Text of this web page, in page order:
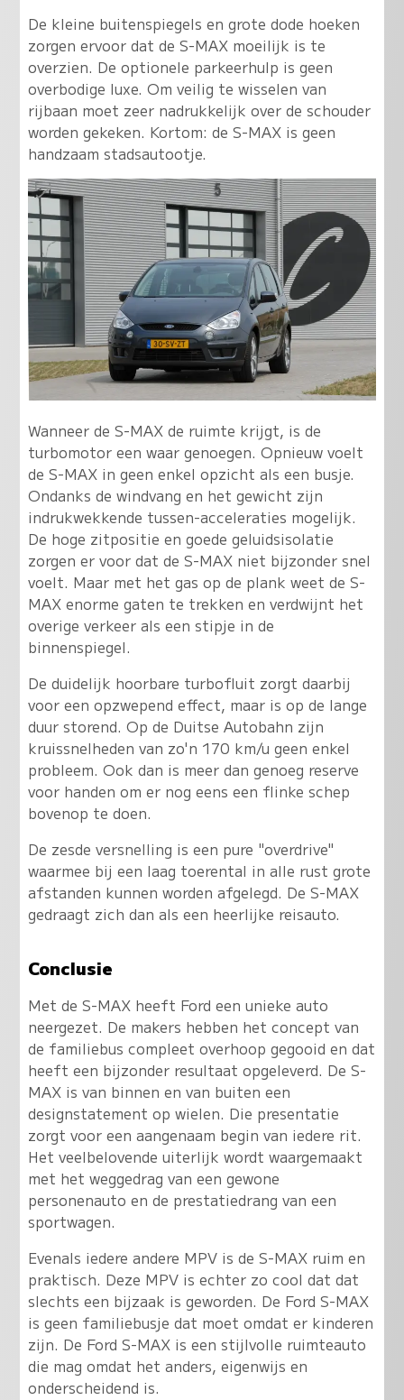
De kleine buitenspiegels en grote dode hoeken
zorgen ervoor dat de S-MAX moeilijk is te
overzien. De optionele parkeerhulp is geen
overbodige luxe. Om veilig te wisselen van
rijbaan moet zeer nadrukkelijk over de schouder
worden gekeken. Kortom: de S-MAX is geen
handzaam stadsautootje.
Wanneer de S-MAX de ruimte krijgt, is de
turbomotor een waar genoegen. Opnieuw voelt
de S-MAX in geen enkel opzicht als een busje.
Ondanks de windvang en het gewicht zijn
indrukwekkende tussen-acceleraties mogelijk.
De hoge zitpositie en goede geluidsisolatie
zorgen er voor dat de S-MAX niet bijzonder snel
voelt. Maar met het gas op de plank weet de S-
MAX enorme gaten te trekken en verdwijnt het
overige verkeer als een stipje in de
binnenspiegel.
De duidelijk hoorbare turbofluit zorgt daarbij
voor een opzwepend effect, maar is op de lange
duur storend. Op de Duitse Autobahn zijn
kruissnelheden van zo'n 170 km/u geen enkel
probleem. Ook dan is meer dan genoeg reserve
voor handen om er nog eens een flinke schep
bovenop te doen.
De zesde versnelling is een pure "overdrive"
waarmee bij een laag toerental in alle rust grote
afstanden kunnen worden afgelegd. De S-MAX
gedraagt zich dan als een heerlijke reisauto.
Conclusie
Met de S-MAX heeft Ford een unieke auto
neergezet. De makers hebben het concept van
de familiebus compleet overhoop gegooid en dat
heeft een bijzonder resultaat opgeleverd. De S-
MAX is van binnen en van buiten een
designstatement op wielen. Die presentatie
zorgt voor een aangenaam begin van iedere rit.
Het veelbelovende uiterlijk wordt waargemaakt
met het weggedrag van een gewone
personenauto en de prestatiedrang van een
sportwagen.
Evenals iedere andere MPV is de S-MAX ruim en
praktisch. Deze MPV is echter zo cool dat dat
slechts een bijzaak is geworden. De Ford S-MAX
is geen familiebusje dat moet omdat er kinderen
zijn. De Ford S-MAX is een stijlvolle ruimteauto
die mag omdat het anders, eigenwijs en
onderscheidend is.